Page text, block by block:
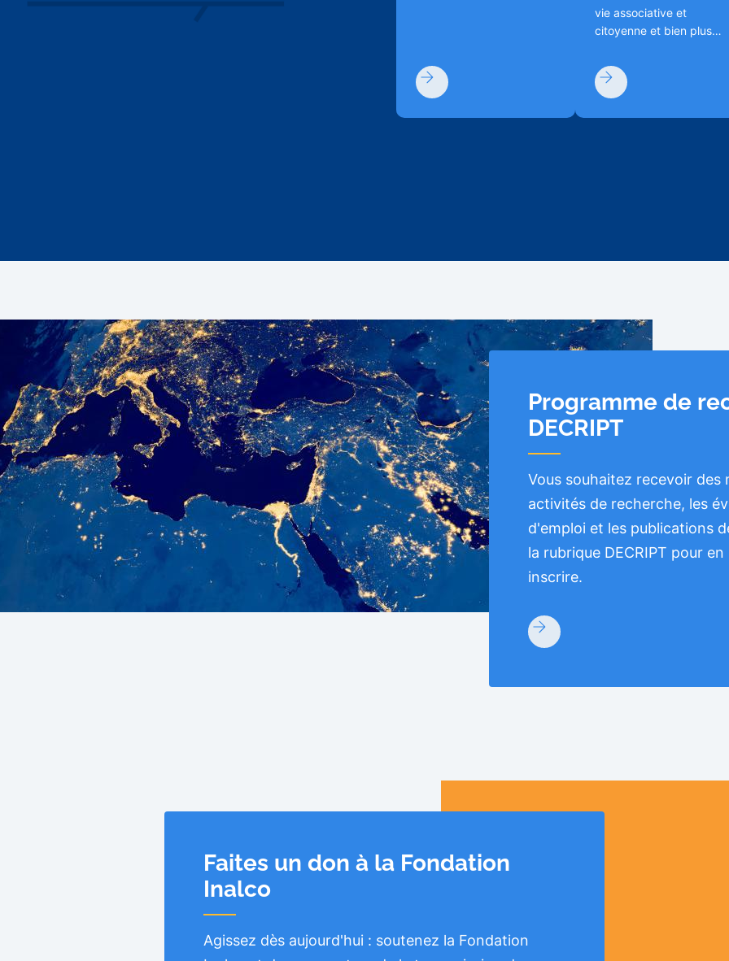
vie associative et
citoyenne et bien plus
Programme de
DECRIPT
Vous souhaitez recevoir des
activités de recherche, les
d'emploi et les publications
la rubrique DECRIPT pour
inscrire.
Faites un don à la Fondation
Inalco
Agissez dès aujourd'hui : soutenez la Fondation